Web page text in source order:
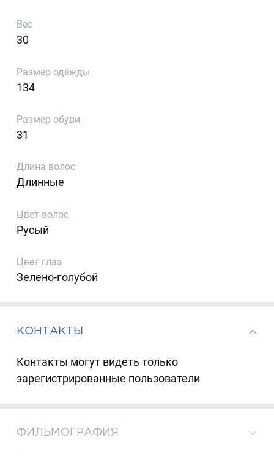
Вес
30
Размер одежды
134
Размер обуви
31
Длина волос
Длинные
Цвет волос
Русый
Цвет глаз
Зелено-голубой
КОНТАКТЫ
Контакты могут видеть только
зарегистрированные пользователи
ФИЛЬМОГРАФИЯ